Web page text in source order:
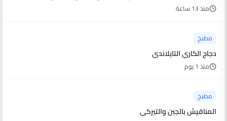
منذ 13 ساعة
مطبخ
دجاج الكاري التايلاندي
منذ 1 يوم
مطبخ
المناقيش بالجبن والتيركي